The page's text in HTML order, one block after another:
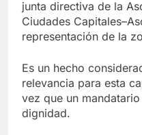
junta directiva de la
Ciudades
representación de la
Es un hecho
relevancia para esta
vez que un
dignidad.